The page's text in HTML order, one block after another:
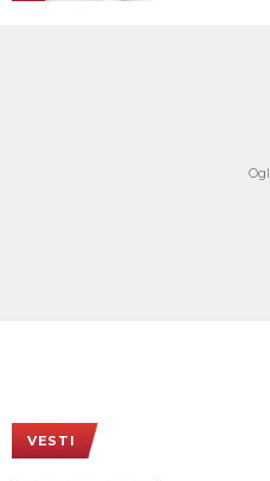
VESTI